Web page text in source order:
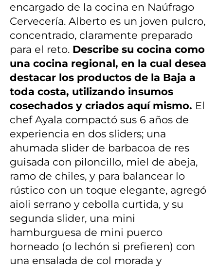
encargado de la cocina en Naúfrago
Cervecería. Alberto es un joven pulcro,
concentrado, claramente preparado
para el reto. Describe su cocina como
una cocina regional, en la cual desea
destacar los productos de la Baja a
toda costa, utilizando insumos
cosechados y criados aquí mismo. El
chef Ayala compactó sus 6 años de
experiencia en dos sliders; una
ahumada slider de barbacoa de res
guisada con piloncillo, miel de abeja,
ramo de chiles, y para balancear lo
rústico con un toque elegante, agregó
aioli serrano y cebolla curtida, y su
segunda slider, una mini
hamburguesa de mini puerco
horneado (o lechón si prefieren) con
una ensalada de col morada y